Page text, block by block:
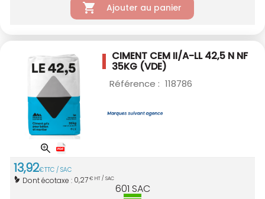
Ajouter au panier
CIMENT CEM II/A-LL 42,5 N NF
35KG (VDE)
Référence : 118786
13,92€TTC / SAC
Dont écotaxe : 0,27€ HT / SAC
601 SAC